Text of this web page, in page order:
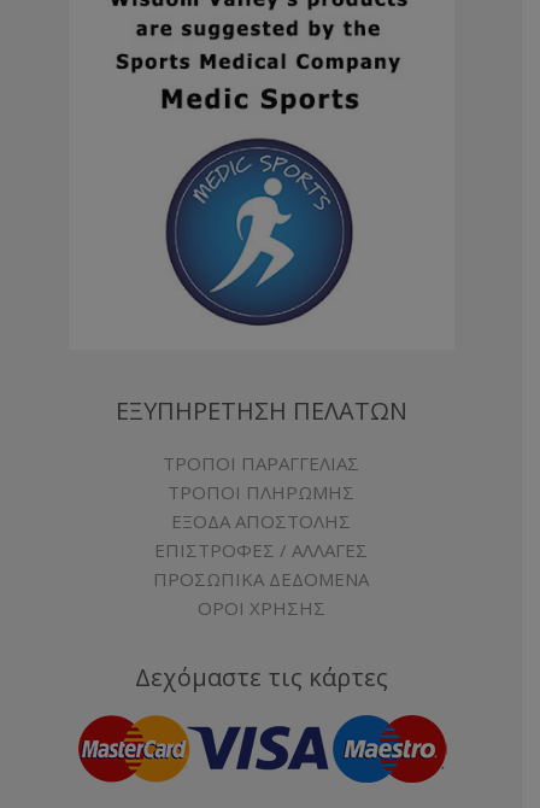
ΕΞΥΠΗΡΕΤΗΣΗ ΠΕΛΑΤΩΝ
ΤΡΟΠΟΙ ΠΑΡΑΓΓΕΛΙΑΣ
ΤΡΟΠΟΙ ΠΛΗΡΩΜΗΣ
ΕΞΟΔΑ ΑΠΟΣΤΟΛΗΣ
ΕΠΙΣΤΡΟΦΕΣ / ΑΛΛΑΓΕΣ
ΠΡΟΣΩΠΙΚΑ ΔΕΔΟΜΕΝΑ
ΟΡΟΙ ΧΡΗΣΗΣ
Δεχόμαστε τις κάρτες